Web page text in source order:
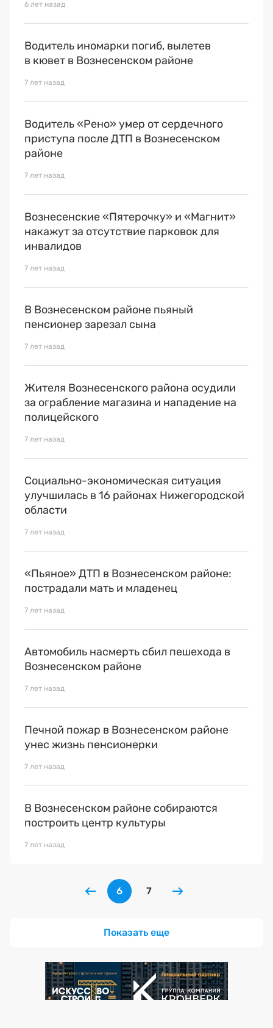
6 лет назад
Водитель иномарки погиб, вылетев
в кювет в Вознесенском районе
7 лет назад
Водитель «Рено» умер от сердечного
приступа после ДТП в Вознесенском
районе
7 лет назад
Вознесенские «Пятерочку» и «Магнит»
накажут за отсутствие парковок для
инвалидов
7 лет назад
В Вознесенском районе пьяный
пенсионер зарезал сына
7 лет назад
Жителя Вознесенского района осудили
за ограбление магазина и нападение на
полицейского
7 лет назад
Социально-экономическая ситуация
улучшилась в 16 районах Нижегородской
области
7 лет назад
«Пьяное» ДТП в Вознесенском районе:
пострадали мать и младенец
7 лет назад
Автомобиль насмерть сбил пешехода в
Вознесенском районе
7 лет назад
Печной пожар в Вознесенском районе
унес жизнь пенсионерки
7 лет назад
В Вознесенском районе собираются
построить центр культуры
7 лет назад
6 7
Показать еще